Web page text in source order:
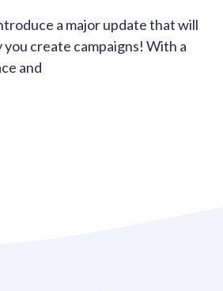
a major update that will
create campaigns! With a
and